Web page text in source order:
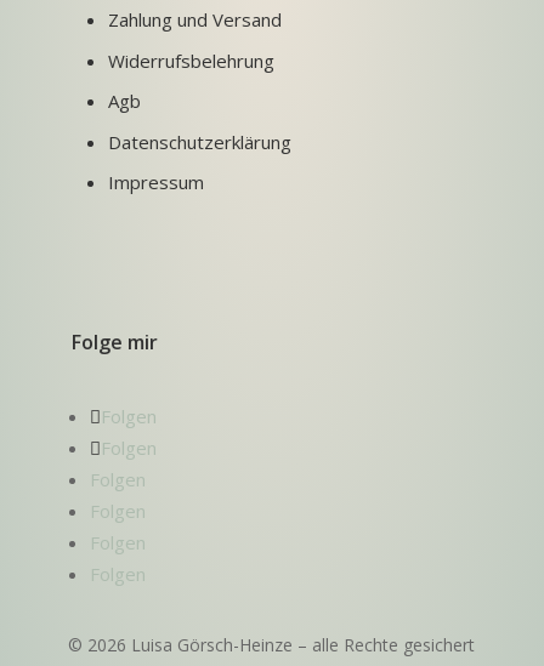
Zahlung und Versand
Widerrufsbelehrung
Agb
Datenschutzerklärung
Impressum
Folge mir
Folgen
Folgen
Folgen
Folgen
Folgen
Folgen
© 2026 Luisa Görsch-Heinze – alle Rechte gesichert